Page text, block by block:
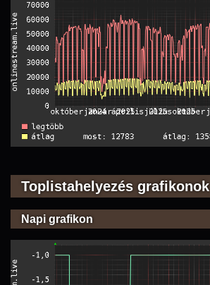
Toplistahelyezés grafikonok
Napi grafikon